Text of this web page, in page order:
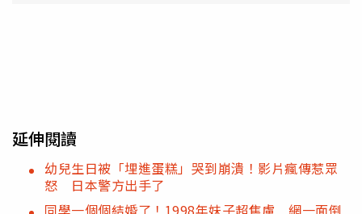
延伸閱讀
幼兒生日被「埋進蛋糕」哭到崩潰！影片瘋傳惹眾
怒 日本警方出手了
同學一個個結婚了！1998年妹子超焦慮 網一面倒